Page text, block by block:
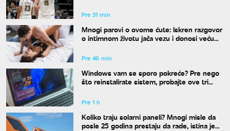
Pre 31 min
Mnogi parovi o ovome ćute: Iskren razgovor
o intimnom životu jača vezu i donosi veću
Pre 46 min
Windows vam se sporo pokreće? Pre nego
što reinstalirate sistem, probajte ove tri
Pre 1 h
Koliko traju solarni paneli? Mnogi misle da
posle 25 godina prestaju da rade, istina je